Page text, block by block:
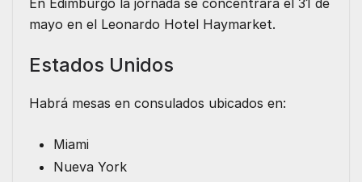
mayo en el Leonardo Hotel Haymarket.
Estados Unidos
Habrá mesas en consulados ubicados en:
Miami
Nueva York